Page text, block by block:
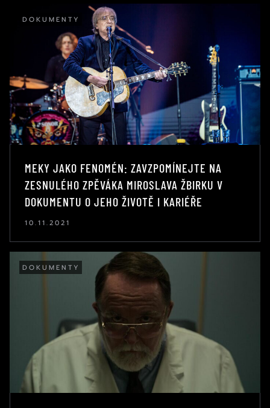
DOKUMENTY
MEKY JAKO FENOMÉN: ZAVZPOMÍNEJTE NA
ZESNULÉHO ZPĚVÁKA MIROSLAVA ŽBIRKU V
DOKUMENTU O JEHO ŽIVOTĚ I KARIÉŘE
10.11.2021
DOKUMENTY